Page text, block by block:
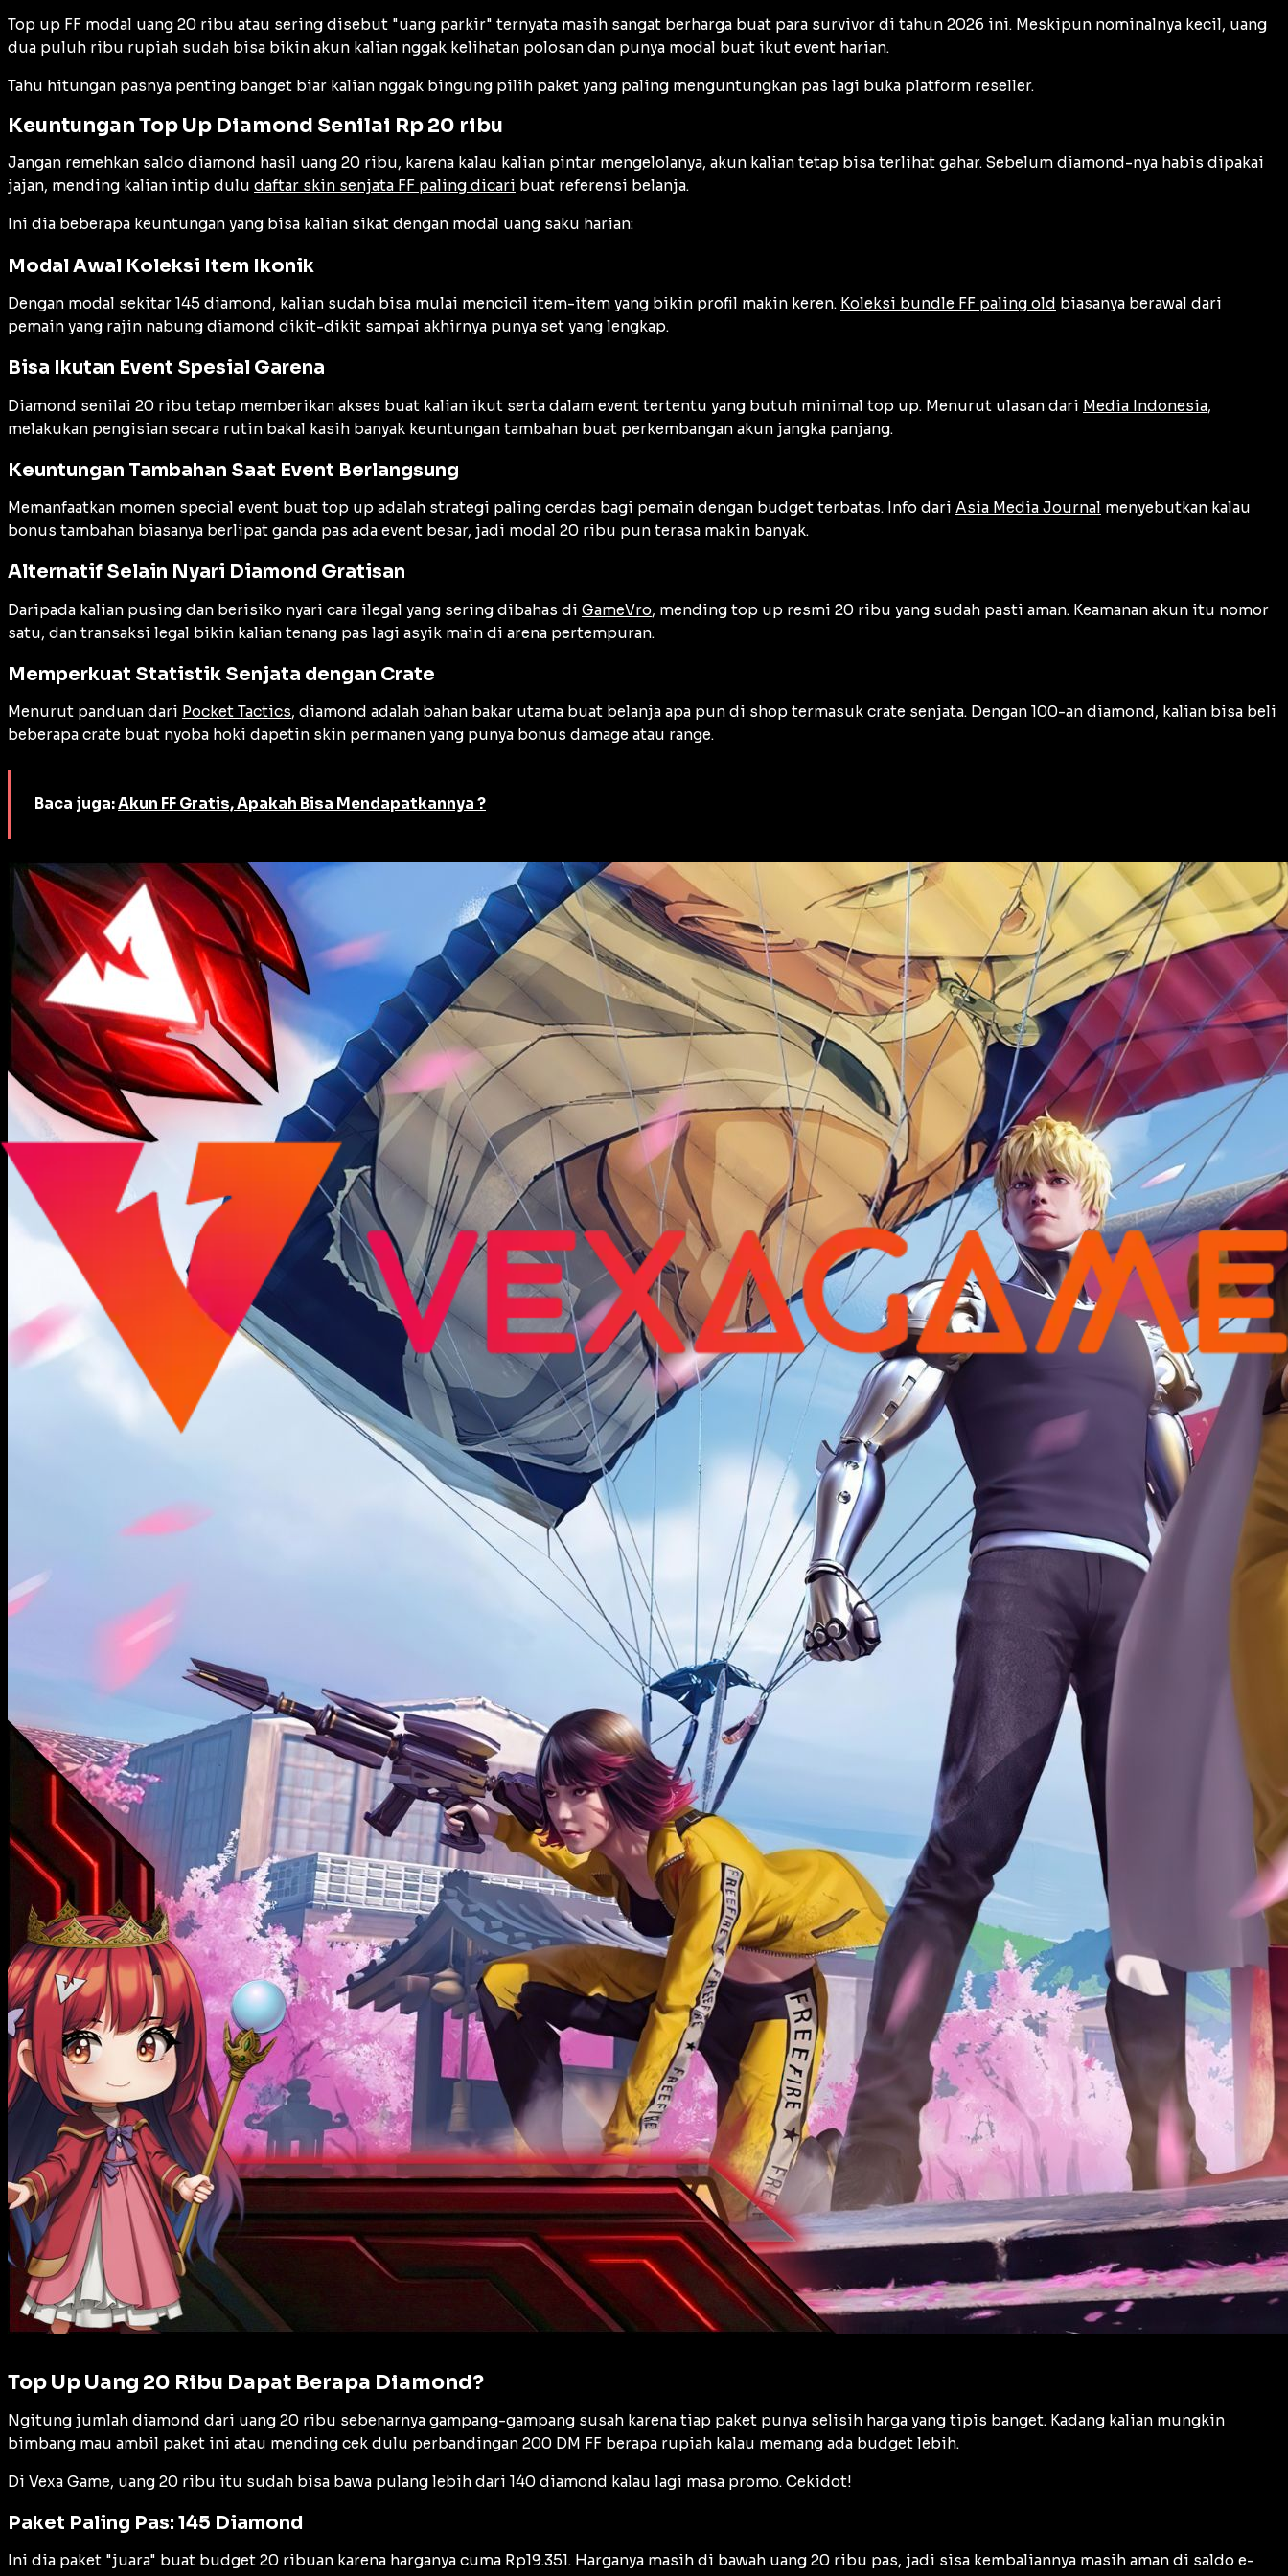
Top up FF modal uang 20 ribu atau sering disebut "uang parkir" ternyata masih sangat berharga buat para survivor di tahun 2026 ini. Meskipun nominalnya kecil, uang
dua puluh ribu rupiah sudah bisa bikin akun kalian nggak kelihatan polosan dan punya modal buat ikut event harian.
Tahu hitungan pasnya penting banget biar kalian nggak bingung pilih paket yang paling menguntungkan pas lagi buka platform reseller.
Keuntungan Top Up Diamond Senilai Rp 20 ribu
Jangan remehkan saldo diamond hasil uang 20 ribu, karena kalau kalian pintar mengelolanya, akun kalian tetap bisa terlihat gahar. Sebelum diamond-nya habis dipakai
jajan, mending kalian intip dulu daftar skin senjata FF paling dicari buat referensi belanja.
Ini dia beberapa keuntungan yang bisa kalian sikat dengan modal uang saku harian:
Modal Awal Koleksi Item Ikonik
Dengan modal sekitar 145 diamond, kalian sudah bisa mulai mencicil item-item yang bikin profil makin keren. Koleksi bundle FF paling old biasanya berawal dari
pemain yang rajin nabung diamond dikit-dikit sampai akhirnya punya set yang lengkap.
Bisa Ikutan Event Spesial Garena
Diamond senilai 20 ribu tetap memberikan akses buat kalian ikut serta dalam event tertentu yang butuh minimal top up. Menurut ulasan dari Media Indonesia,
melakukan pengisian secara rutin bakal kasih banyak keuntungan tambahan buat perkembangan akun jangka panjang.
Keuntungan Tambahan Saat Event Berlangsung
Memanfaatkan momen special event buat top up adalah strategi paling cerdas bagi pemain dengan budget terbatas. Info dari Asia Media Journal menyebutkan kalau
bonus tambahan biasanya berlipat ganda pas ada event besar, jadi modal 20 ribu pun terasa makin banyak.
Alternatif Selain Nyari Diamond Gratisan
Daripada kalian pusing dan berisiko nyari cara ilegal yang sering dibahas di GameVro, mending top up resmi 20 ribu yang sudah pasti aman. Keamanan akun itu nomor
satu, dan transaksi legal bikin kalian tenang pas lagi asyik main di arena pertempuran.
Memperkuat Statistik Senjata dengan Crate
Menurut panduan dari Pocket Tactics, diamond adalah bahan bakar utama buat belanja apa pun di shop termasuk crate senjata. Dengan 100-an diamond, kalian bisa beli
beberapa crate buat nyoba hoki dapetin skin permanen yang punya bonus damage atau range.
Baca juga:Akun FF Gratis, Apakah Bisa Mendapatkannya ?
Top Up Uang 20 Ribu Dapat Berapa Diamond?
Ngitung jumlah diamond dari uang 20 ribu sebenarnya gampang-gampang susah karena tiap paket punya selisih harga yang tipis banget. Kadang kalian mungkin
bimbang mau ambil paket ini atau mending cek dulu perbandingan 200 DM FF berapa rupiah kalau memang ada budget lebih.
Di Vexa Game, uang 20 ribu itu sudah bisa bawa pulang lebih dari 140 diamond kalau lagi masa promo. Cekidot!
Paket Paling Pas: 145 Diamond
Ini dia paket "juara" buat budget 20 ribuan karena harganya cuma Rp19.351. Harganya masih di bawah uang 20 ribu pas, jadi sisa kembaliannya masih aman di saldo e-